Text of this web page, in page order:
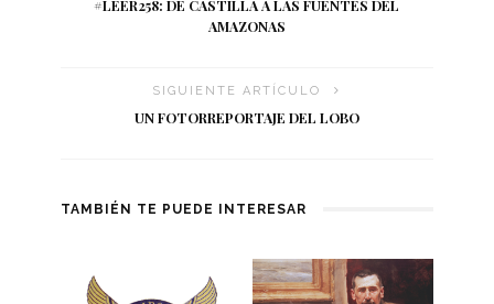
#LEER258: DE CASTILLA A LAS FUENTES DEL
AMAZONAS
SIGUIENTE ARTÍCULO
UN FOTORREPORTAJE DEL LOBO
TAMBIÉN TE PUEDE INTERESAR